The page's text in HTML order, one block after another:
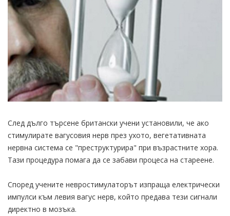
След дълго търсене британски учени установили, че ако
стимулирате вагусовия нерв през ухото, вегетативната
нервна система се "преструктурира" при възрастните хора.
Тази процедура помага да се забави процеса на стареене.
Според учените невростимулаторът изпраща електрически
импулси към левия вагус нерв, който предава тези сигнали
директно в мозъка.